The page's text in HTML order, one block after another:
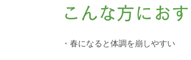
こんな方にお
・春になると体調を崩しやすい